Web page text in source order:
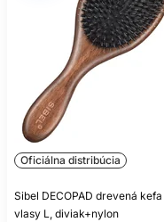
Oficiálna distribúcia
Sibel DECOPAD drevená kefa
vlasy L, diviak+nylon